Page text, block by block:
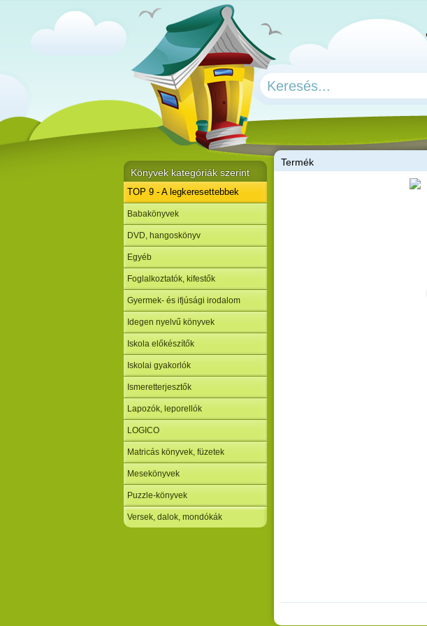
Termék
Könyvek kategóriák szerint
TOP 9 - A legkeresettebbek
Babakönyvek
DVD, hangoskönyv
Egyéb
Foglalkoztatók, kifestők
Gyermek- és ifjúsági irodalom
Idegen nyelvű könyvek
Iskola előkészítők
Iskolai gyakorlók
Ismeretterjesztők
Lapozók, leporellók
LOGICO
Matricás könyvek, füzetek
Mesekönyvek
Puzzle-könyvek
Versek, dalok, mondókák